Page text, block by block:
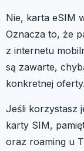
Nie, karta eSIM
Oznacza to, że
z internetu
są zawarte,
konkretnej oferty.
Jeśli korzystasz
karty SIM,
oraz roaming u